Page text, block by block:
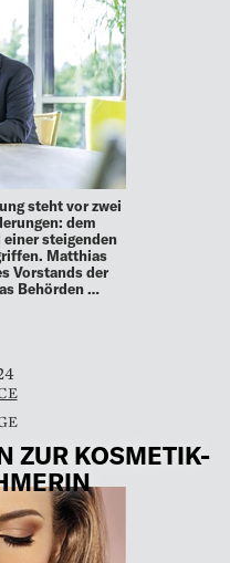
steht vor zwei
dem
steigenden
Matthias
Vorstands der
Behörden …
ZUR KOSMETIK-